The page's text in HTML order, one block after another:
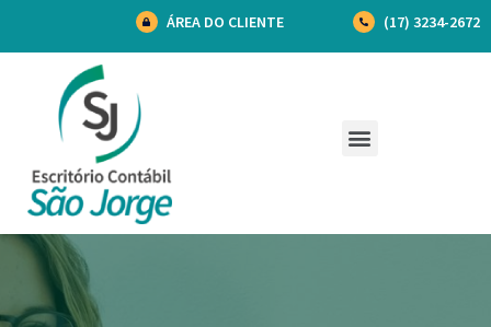
ÁREA DO CLIENTE (17) 3234-2672